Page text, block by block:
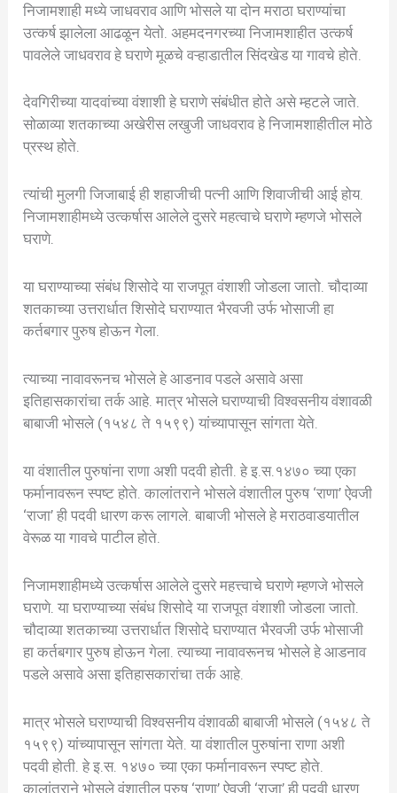
निजामशाही मध्ये जाधवराव आणि भोसले या दोन मराठा घराण्यांचा
उत्कर्ष झालेला आढळून येतो. अहमदनगरच्या निजामशाहीत उत्कर्ष
पावलेले जाधवराव हे घराणे मूळचे वऱ्हाडातील सिंदखेड या गावचे होते.
देवगिरीच्या यादवांच्या वंशाशी हे घराणे संबंधीत होते असे म्हटले जाते.
सोळाव्या शतकाच्या अखेरीस लखुजी जाधवराव हे निजामशाहीतील मोठे
प्रस्थ होते.
त्यांची मुलगी जिजाबाई ही शहाजीची पत्नी आणि शिवाजीची आई होय.
निजामशाहीमध्ये उत्कर्षास आलेले दुसरे महत्वाचे घराणे म्हणजे भोसले
घराणे.
या घराण्याच्या संबंध शिसोदे या राजपूत वंशाशी जोडला जातो. चौदाव्या
शतकाच्या उत्तरार्धात शिसोदे घराण्यात भैरवजी उर्फ भोसाजी हा
कर्तबगार पुरुष होऊन गेला.
त्याच्या नावावरूनच भोसले हे आडनाव पडले असावे असा
इतिहासकारांचा तर्क आहे. मात्र भोसले घराण्याची विश्वसनीय वंशावळी
बाबाजी भोसले (१५४८ ते १५९९) यांच्यापासून सांगता येते.
या वंशातील पुरुषांना राणा अशी पदवी होती. हे इ.स.१४७० च्या एका
फर्मानावरून स्पष्ट होते. कालांतराने भोसले वंशातील पुरुष ‘राणा’ ऐवजी
‘राजा’ ही पदवी धारण करू लागले. बाबाजी भोसले हे मराठवाडयातील
वेरूळ या गावचे पाटील होते.
निजामशाहीमध्ये उत्कर्षास आलेले दुसरे महत्त्वाचे घराणे म्हणजे भोसले
घराणे. या घराण्याच्या संबंध शिसोदे या राजपूत वंशाशी जोडला जातो.
चौदाव्या शतकाच्या उत्तरार्धात शिसोदे घराण्यात भैरवजी उर्फ भोसाजी
हा कर्तबगार पुरुष होऊन गेला. त्याच्या नावावरूनच भोसले हे आडनाव
पडले असावे असा इतिहासकारांचा तर्क आहे.
मात्र भोसले घराण्याची विश्वसनीय वंशावळी बाबाजी भोसले (१५४८ ते
१५९९) यांच्यापासून सांगता येते. या वंशातील पुरुषांना राणा अशी
पदवी होती. हे इ.स. १४७० च्या एका फर्मानावरून स्पष्ट होते.
कालांतराने भोसले वंशातील पुरुष ‘राणा’ ऐवजी ‘राजा’ ही पदवी धारण